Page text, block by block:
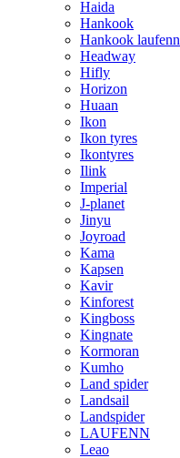
Haida
Hankook
Hankook laufenn
Headway
Hifly
Horizon
Huaan
Ikon
Ikon tyres
Ikontyres
Ilink
Imperial
J-planet
Jinyu
Joyroad
Kama
Kapsen
Kavir
Kinforest
Kingboss
Kingnate
Kormoran
Kumho
Land spider
Landsail
Landspider
LAUFENN
Leao